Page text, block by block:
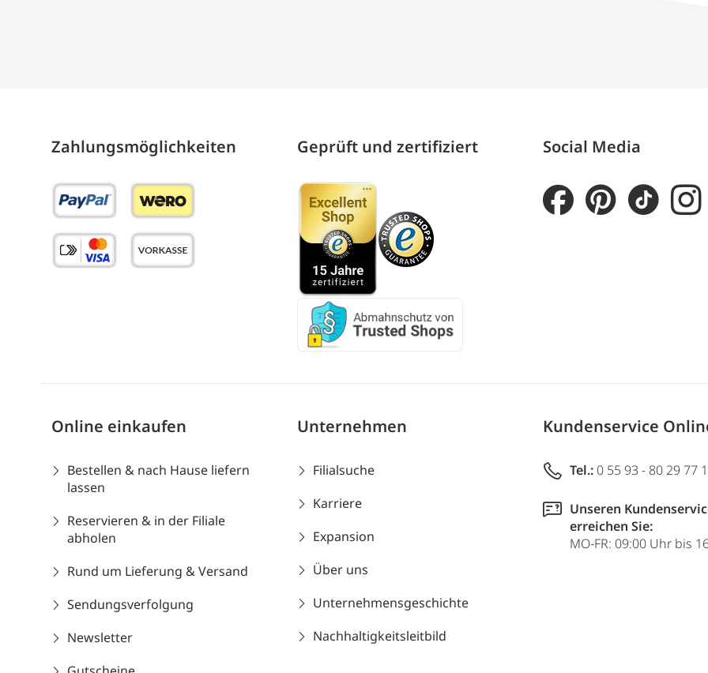
Zahlungs­möglich­keiten Geprüft und zertifiziert Social Media
Online einkaufen
Bestellen & nach Hause liefern
lassen
Reservieren & in der Filiale
abholen
Rund um Lieferung & Versand
Sendungsverfolgung
Newsletter
Unternehmen
Filialsuche
Karriere
Expansion
Über uns
Unternehmensgeschichte
Nachhaltigkeitsleitbild
Kundenservice
Tel.: 0 55 93 - 80 29 77
Unseren
erreichen Sie:
MO-FR: 09:00 Uhr bis